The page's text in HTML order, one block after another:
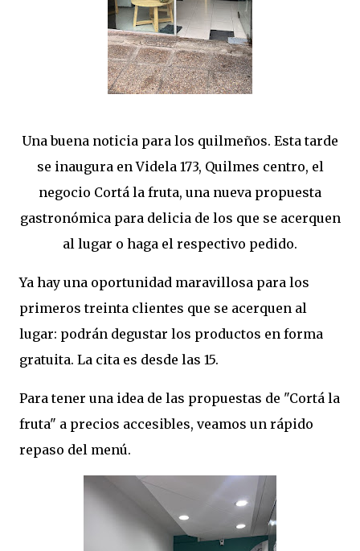
Una buena noticia para los quilmeños. Esta tarde
se inaugura en Videla 173, Quilmes centro, el
negocio Cortá la fruta, una nueva propuesta
gastronómica para delicia de los que se acerquen
al lugar o haga el respectivo pedido.
Ya hay una oportunidad maravillosa para los
primeros treinta clientes que se acerquen al
lugar: podrán degustar los productos en forma
gratuita. La cita es desde las 15.
Para tener una idea de las propuestas de "Cortá la
fruta" a precios accesibles, veamos un rápido
repaso del menú.